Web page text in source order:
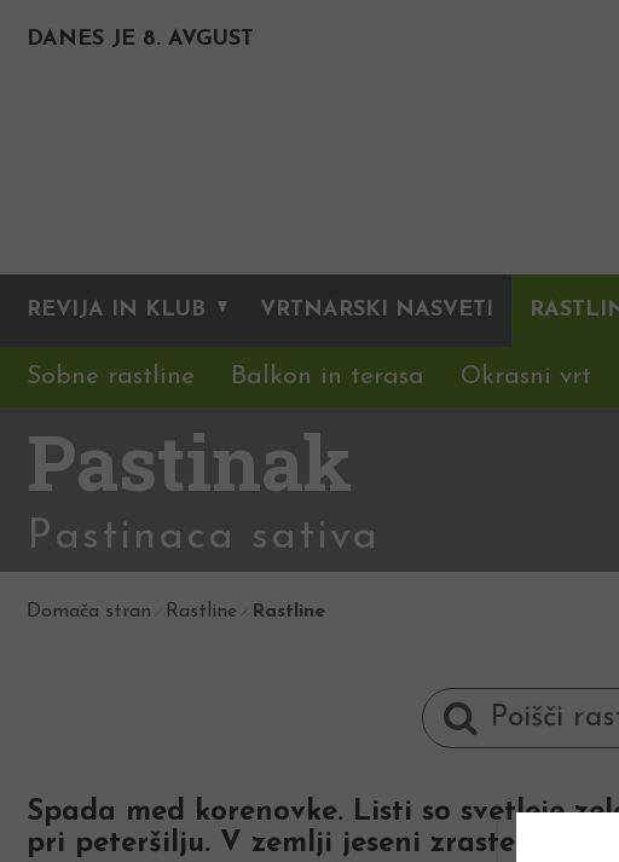
DANES JE 8. AVGUST
REVIJA IN KLUB VRTNARSKI NASVETI
Sobne rastline Balkon in terasa Okrasni vrt
Pastinak
Pastinaca sativa
Domača stran Rastline Rastline
Spada med korenovke. Listi so svetleje
pri peteršilju. V zemlji jeseni zraste velika